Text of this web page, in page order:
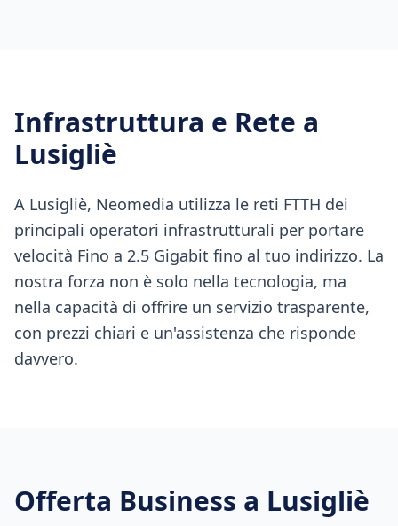
Infrastruttura e Rete a
Lusigliè
A Lusigliè, Neomedia utilizza le reti FTTH dei
principali operatori infrastrutturali per portare
velocità Fino a 2.5 Gigabit fino al tuo indirizzo. La
nostra forza non è solo nella tecnologia, ma
nella capacità di offrire un servizio trasparente,
con prezzi chiari e un'assistenza che risponde
davvero.
Offerta Business a Lusigliè